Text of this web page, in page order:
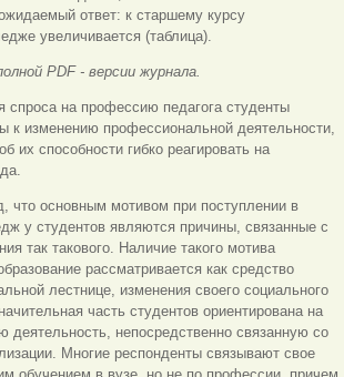
ответ: к старшему курсу
увеличивается (таблица).
PDF - версии журнала.
спроса на профессию педагога студенты
к изменению профессиональной деятельности,
их способности гибко реагировать на
что основным мотивом при поступлении в
у студентов являются причины, связанные с
так такового. Наличие такого мотива
рассматривается как средство
лестнице, изменения своего социального
часть студентов ориентирована на
непосредственно связанную со
Многие респонденты связывают свое